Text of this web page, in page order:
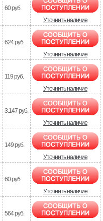
60 руб.
Уточнить наличие
624 руб.
Уточнить наличие
119 руб.
Уточнить наличие
3.147 руб.
Уточнить наличие
149 руб.
Уточнить наличие
60 руб.
Уточнить наличие
564 руб.